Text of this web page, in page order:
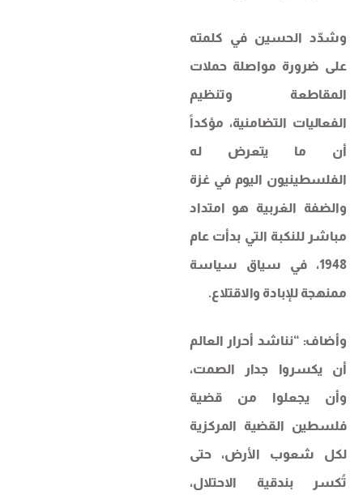
وشدّد الحسين في كلمته
على ضرورة مواصلة حملات
المقاطعة وتنظيم
الفعاليات التضامنية، مؤكداً
أن ما يتعرض له
الفلسطينيون اليوم في غزة
والضفة الغربية هو امتداد
مباشر للنكبة التي بدأت عام
1948، في سياق سياسة
ممنهجة للإبادة والاقتلاع.
وأضاف: “نناشد أحرار العالم
أن يكسروا جدار الصمت،
وأن يجعلوا من قضية
فلسطين القضية المركزية
لكل شعوب الأرض، حتى
تُكسر بندقية الاحتلال،